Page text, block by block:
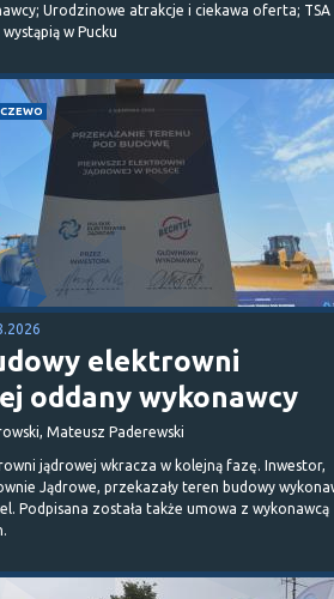
Urodzinowe atrakcje i ciekawa oferta; TSA
w Pucku
elektrowni
oddany wykonawcy
Mateusz Paderewski
jądrowej wkracza w kolejną fazę. Inwestor,
Jądrowe, przekazały teren budowy
Podpisana została także umowa z wykonawcą